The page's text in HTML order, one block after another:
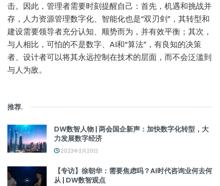
击。因此，管理者需要时刻提醒自己：首先，机遇和挑战并
存，人力资源管理数字化、智能化也是“双刃剑”，其转型和
建设需要领导者充分认知、顺势而为，并有效平衡；其次，
与人相比，可怕的不是数字、AI和“算法”，有良知的决策
者、设计者可以将其永远控制在技术的层面，而不会泛滥到
与人为敌。
推荐.
DW数智人物 | 两会国企新声：加快数字化转型，大
力发展数字经济
2023年3月20日
【专访】徐朝华：需要焦虑吗？AI时代咨询业何去何
从 | DW数智观点